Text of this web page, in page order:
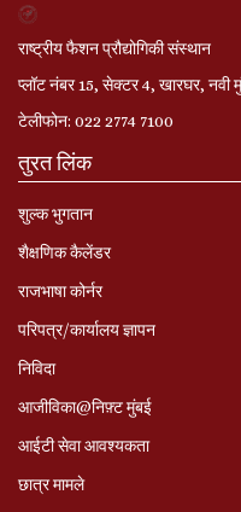
राष्ट्रीय फैशन प्रौद्योगिकी संस्थान
प्लॉट नंबर 15, सेक्टर 4, खारघर, नवी
टेलीफोन: 022 2774 7100
तुरत लिंक
शुल्क भुगतान
शैक्षणिक कैलेंडर
राजभाषा कोर्नर
परिपत्र/कार्यालय ज्ञापन
निविदा
आजीविका@निफ़्ट मुंबई
आईटी सेवा आवश्यकता
छात्र मामले